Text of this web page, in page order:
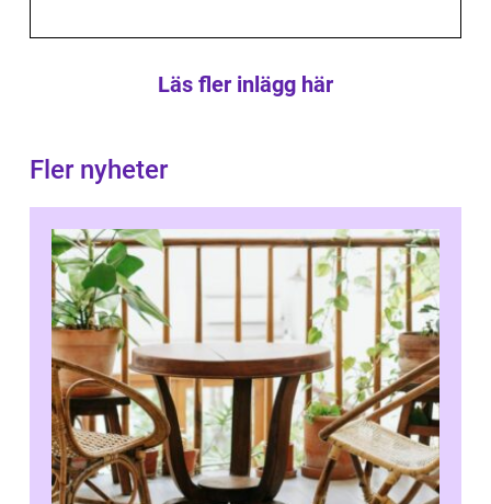
Läs fler inlägg här
Fler nyheter